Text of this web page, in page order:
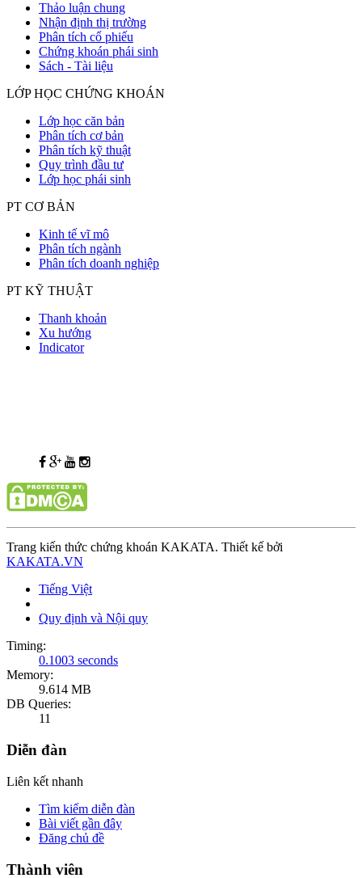
Thảo luận chung
Nhận định thị trường
Phân tích cổ phiếu
Chứng khoán phái sinh
Sách - Tài liệu
LỚP HỌC CHỨNG KHOÁN
Lớp học căn bản
Phân tích cơ bản
Phân tích kỹ thuật
Quy trình đầu tư
Lớp học phái sinh
PT CƠ BẢN
Kinh tế vĩ mô
Phân tích ngành
Phân tích doanh nghiệp
PT KỸ THUẬT
Thanh khoản
Xu hướng
Indicator
Trang kiến thức chứng khoán KAKATA. Thiết kế bởi
KAKATA.VN
Tiếng Việt
Quy định và Nội quy
Timing:
0.1003 seconds
Memory:
9.614 MB
DB Queries:
11
Diễn đàn
Liên kết nhanh
Tìm kiếm diễn đàn
Bài viết gần đây
Đăng chủ đề
Thành viên